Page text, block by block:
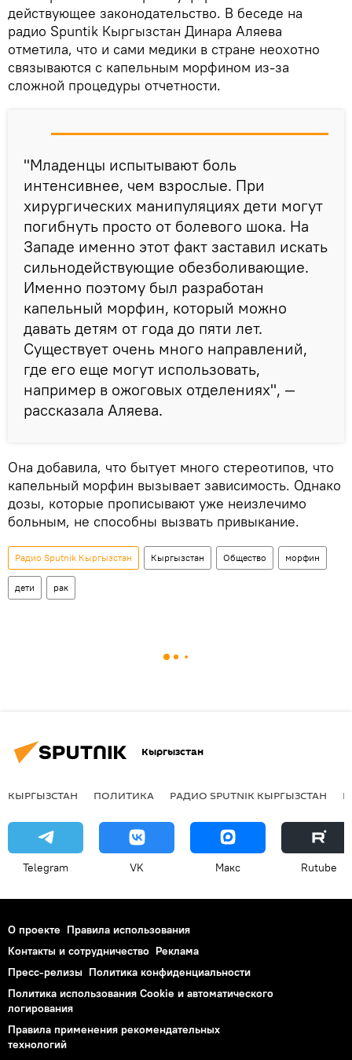
действующее законодательство. В беседе на
радио Spuntik Кыргызстан Динара Аляева
отметила, что и сами медики в стране неохотно
связываются с капельным морфином из-за
сложной процедуры отчетности.
"Младенцы испытывают боль
интенсивнее, чем взрослые. При
хирургических манипуляциях дети могут
погибнуть просто от болевого шока. На
Западе именно этот факт заставил искать
сильнодействующие обезболивающие.
Именно поэтому был разработан
капельный морфин, который можно
давать детям от года до пяти лет.
Существует очень много направлений,
где его еще могут использовать,
например в ожоговых отделениях", —
рассказала Аляева.
Она добавила, что бытует много стереотипов, что
капельный морфин вызывает зависимость. Однако
дозы, которые прописывают уже неизлечимо
больным, не способны вызвать привыкание.
Радио Sputnik Кыргызстан Кыргызстан Общество морфин
дети рак
Кыргызстан
КЫРГЫЗСТАН ПОЛИТИКА РАДИО SPUTNIK КЫРГЫЗСТАН
Telegram VK Макс Rutube
О проекте Правила использования
Контакты и сотрудничество Реклама
Пресс-релизы Политика конфиденциальности
Политика использования Cookie и автоматического
логирования
Правила применения рекомендательных
технологий